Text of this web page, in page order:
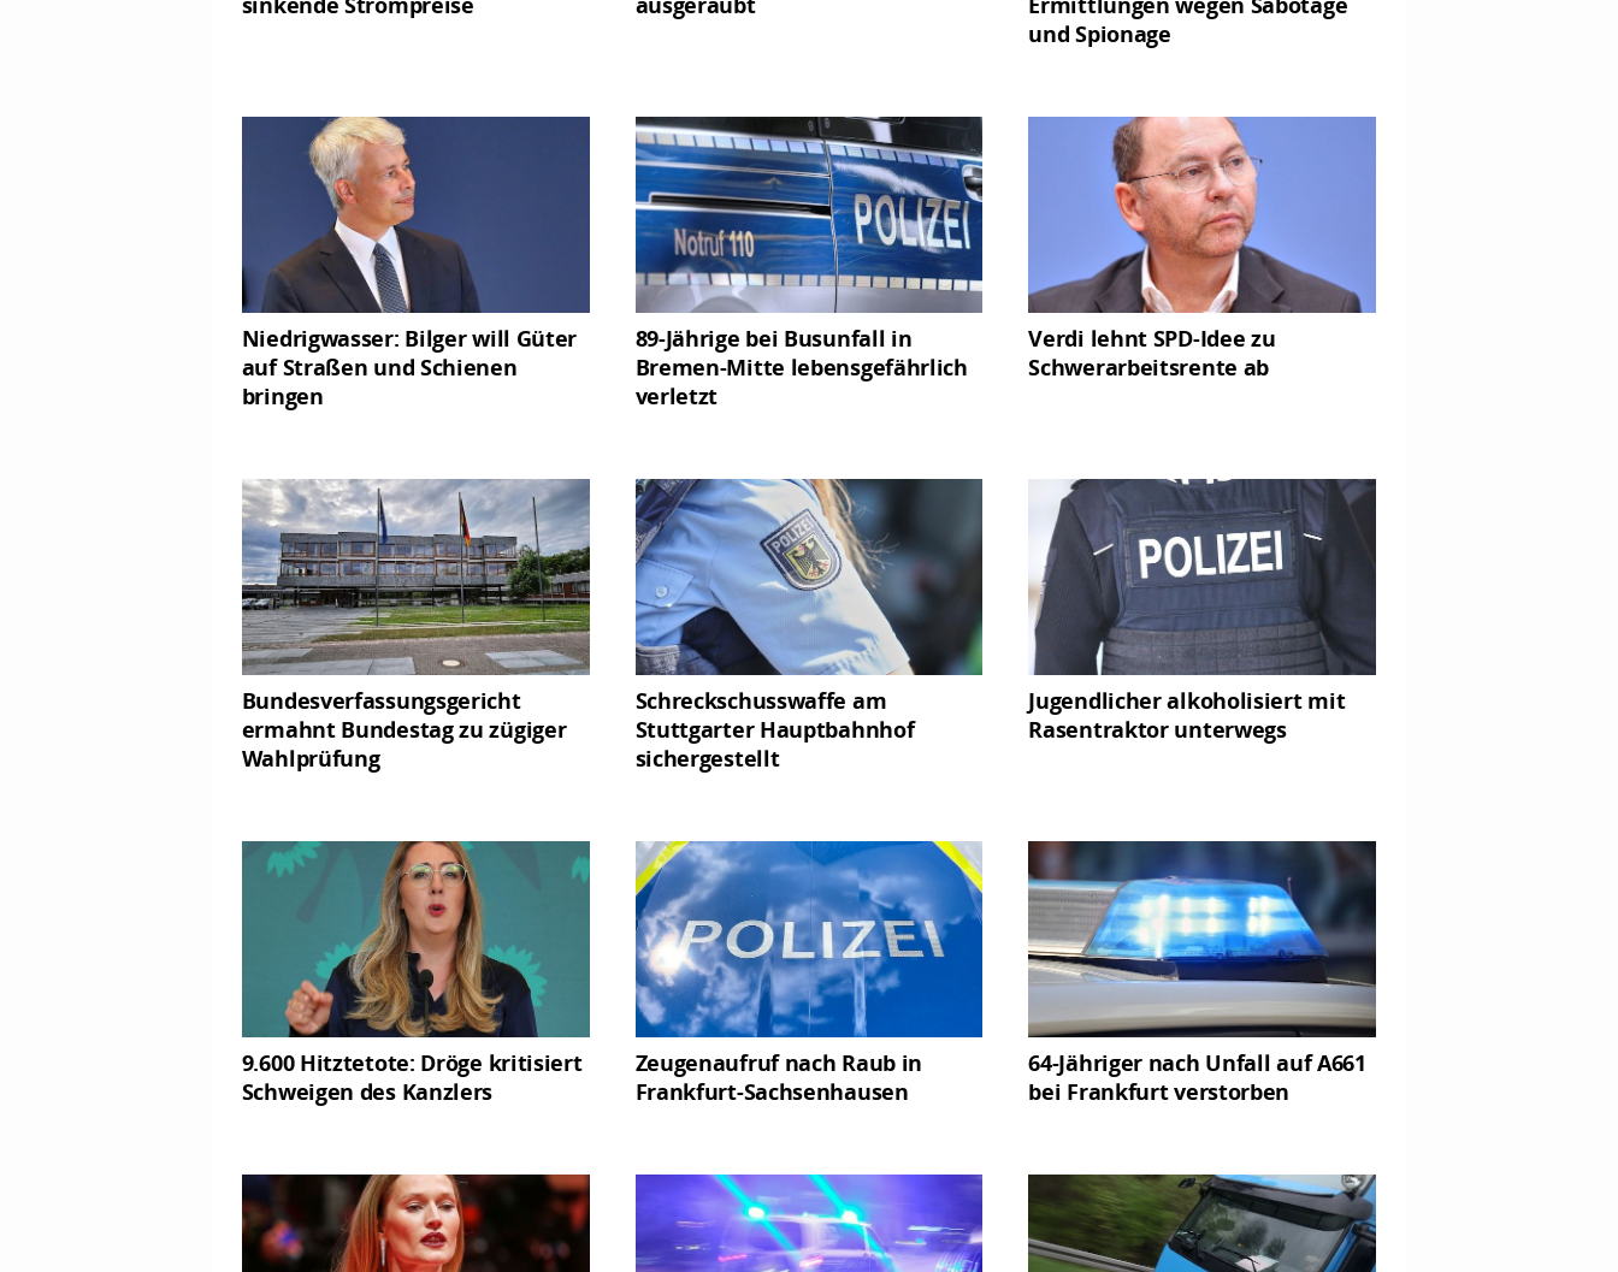
und Spionage
Niedrigwasser: Bilger will Güter
auf Straßen und Schienen
bringen
89-Jährige bei Busunfall in
Bremen-Mitte lebensgefährlich
verletzt
Verdi lehnt SPD-Idee zu
Schwerarbeitsrente ab
Bundesverfassungsgericht
ermahnt Bundestag zu zügiger
Wahlprüfung
Schreckschusswaffe am
Stuttgarter Hauptbahnhof
sichergestellt
Jugendlicher alkoholisiert mit
Rasentraktor unterwegs
9.600 Hitztetote: Dröge kritisiert
Schweigen des Kanzlers
Zeugenaufruf nach Raub in
Frankfurt-Sachsenhausen
64-Jähriger nach Unfall auf A661
bei Frankfurt verstorben